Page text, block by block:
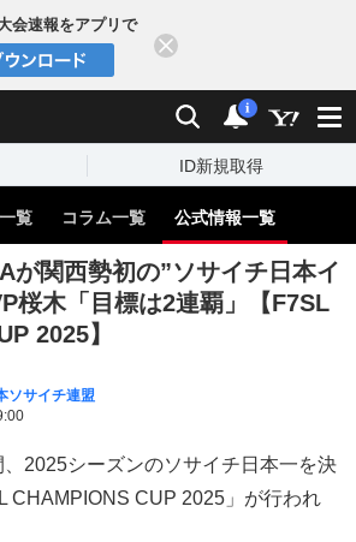
会速報をアプリで
検索 通知
i
ID新規取得
覧 コラム一覧 公式情報一覧
が関西勢初の”ソサイチ日本イ
桜木「目標は2連覇」【F7SL
2025】
ソサイチ連盟
2025シーズンのソサイチ日本一を決
CHAMPIONS CUP 2025」が行われ